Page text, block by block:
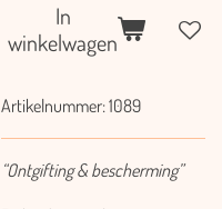
In
winkelwagen
Artikelnummer:1089
“Ontgifting & bescherming”